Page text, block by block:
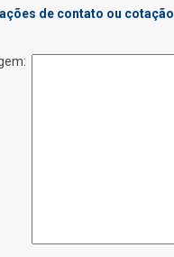
de contato ou cotação